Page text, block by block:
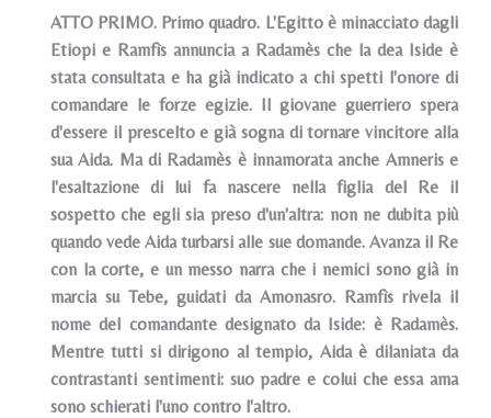
ATTO PRIMO. Primo quadro. L'Egitto è minacciato dagli
Etiopi e Ramfìs annuncia a Radamès che la dea Iside è
stata consultata e ha già indicato a chi spetti l'onore di
comandare le forze egizie. Il giovane guerriero spera
d'essere il prescelto e già sogna di tornare vincitore alla
sua Aida. Ma di Radamès è innamorata anche Amneris e
l'esaltazione di lui fa nascere nella figlia del Re il
sospetto che egli sia preso d'un'altra: non ne dubita più
quando vede Aida turbarsi alle sue domande. Avanza il Re
con la corte, e un messo narra che i nemici sono già in
marcia su Tebe, guidati da Amonasro. Ramfìs rivela il
nome del comandante designato da Iside: è Radamès.
Mentre tutti si dirigono al tempio, Aida è dilaniata da
contrastanti sentimenti: suo padre e colui che essa ama
sono schierati l'uno contro l'altro.